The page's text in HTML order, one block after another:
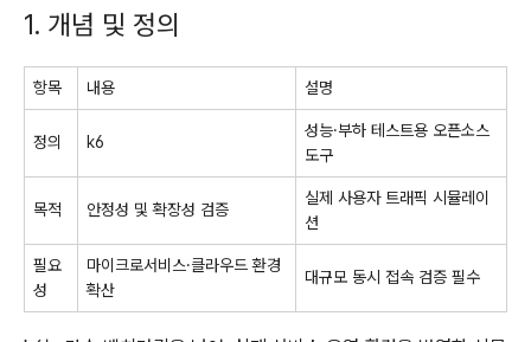
1. 개념 및 정의
항목 내용 설명
정의 k6
성능·부하 테스트용 오픈소스
도구
목적 안정성 및 확장성 검증
실제 사용자 트래픽 시뮬레이
션
필요
성
마이크로서비스·클라우드 환경
확산
대규모 동시 접속 검증 필수